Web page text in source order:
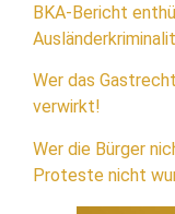
BKA-Bericht
Wer das
verwirkt!
Wer die Bürger
Proteste nicht